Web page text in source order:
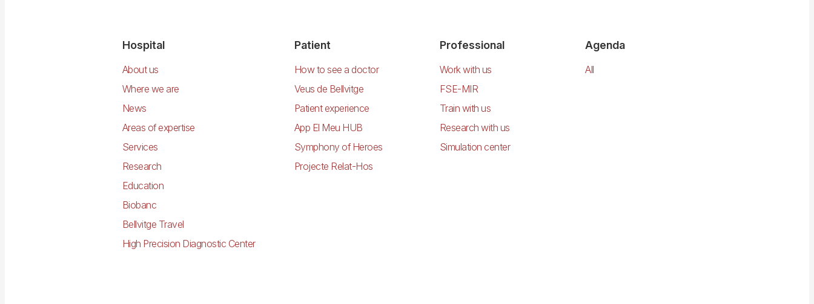
Hospital
About us
Where we are
News
Areas of expertise
Services
Research
Education
Biobanc
Bellvitge Travel
High Precision Diagnostic Center
Patient
How to see a doctor
Veus de Bellvitge
Patient experience
App El Meu HUB
Symphony of Heroes
Projecte Relat-Hos
Professional
Work with us
FSE-MIR
Train with us
Research with us
Simulation center
Agenda
All